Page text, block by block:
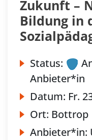
Zukunft –
Bildung in
Status:
Anbieter*in
Datum: Fr.
Ort: Bottrop
Anbieter*in: